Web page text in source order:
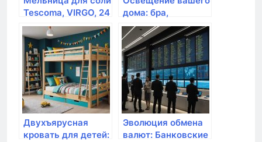
Tescoma, VIRGO, 24
cм
дома: бра,
светильники
настенные от
Pulssar
Двухъярусная
кровать для детей:
Эволюция обмена
валют: Банковские